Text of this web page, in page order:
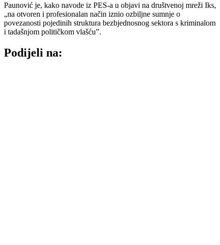
Paunović je, kako navode iz PES-a u objavi na društvenoj mreži Iks,
„na otvoren i profesionalan način iznio ozbiljne sumnje o
povezanosti pojedinih struktura bezbjednosnog sektora s kriminalom
i tadašnjom političkom vlašću”.
Podijeli na: